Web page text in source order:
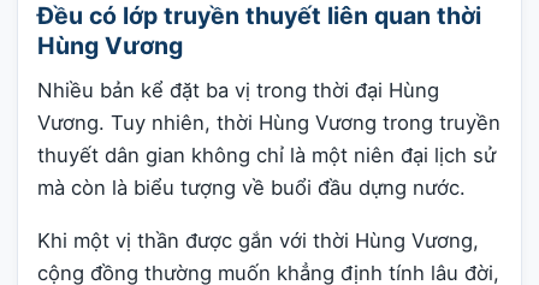
Đều có lớp truyền thuyết liên quan thời
Hùng Vương
Nhiều bản kể đặt ba vị trong thời đại Hùng
Vương. Tuy nhiên, thời Hùng Vương trong truyền
thuyết dân gian không chỉ là một niên đại lịch sử
mà còn là biểu tượng về buổi đầu dựng nước.
Khi một vị thần được gắn với thời Hùng Vương,
cộng đồng thường muốn khẳng định tính lâu đời,